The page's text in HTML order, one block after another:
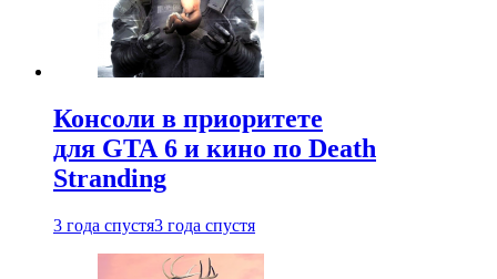
Консоли в приоритете
для GTA 6 и кино по Death
Stranding
3 года спустя3 года спустя